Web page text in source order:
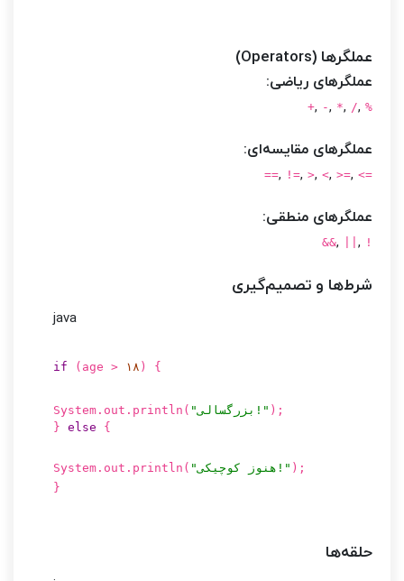
عملگرها (Operators)
عملگرهای ریاضی:
+, -, *, /, %
عملگرهای مقایسه‌ای:
==, !=, >, <, >=, <=
عملگرهای منطقی:
&&, , !
شرط‌ها و تصمیم‌گیری
java
if (age > ۱۸ ) {
System.out.println( "بزرگسالی!" );
} else {
System.out.println( "هنوز کوچیکی!" );
}
حلقه‌ها